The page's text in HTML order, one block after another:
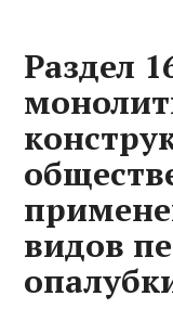
Раздел
видов